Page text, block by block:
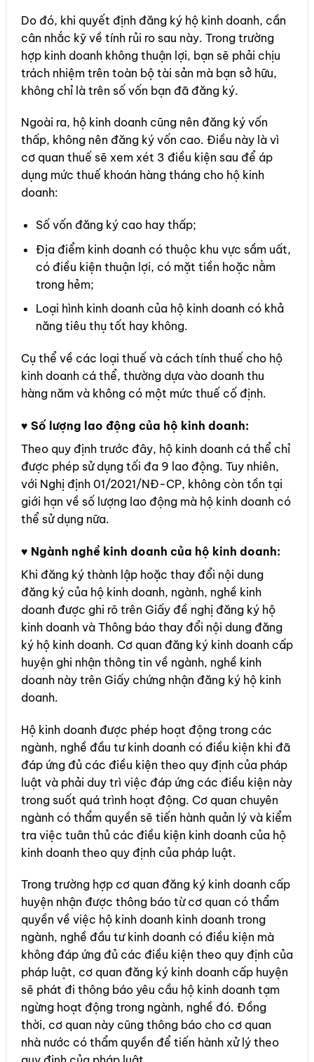
Do đó, khi quyết định đăng ký hộ kinh doanh, cần
cân nhắc kỹ về tính rủi ro sau này. Trong trường
hợp kinh doanh không thuận lợi, bạn sẽ phải chịu
trách nhiệm trên toàn bộ tài sản mà bạn sở hữu,
không chỉ là trên số vốn bạn đã đăng ký.
Ngoài ra, hộ kinh doanh cũng nên đăng ký vốn
thấp, không nên đăng ký vốn cao. Điều này là vì
cơ quan thuế sẽ xem xét 3 điều kiện sau để áp
dụng mức thuế khoán hàng tháng cho hộ kinh
doanh:
Số vốn đăng ký cao hay thấp;
Địa điểm kinh doanh có thuộc khu vực sầm uất,
có điều kiện thuận lợi, có mặt tiền hoặc nằm
trong hẻm;
Loại hình kinh doanh của hộ kinh doanh có khả
năng tiêu thụ tốt hay không.
Cụ thể về các loại thuế và cách tính thuế cho hộ
kinh doanh cá thể, thường dựa vào doanh thu
hàng năm và không có một mức thuế cố định.
♥ Số lượng lao động của hộ kinh doanh:
Theo quy định trước đây, hộ kinh doanh cá thể chỉ
được phép sử dụng tối đa 9 lao động. Tuy nhiên,
với Nghị định 01/2021/NĐ-CP, không còn tồn tại
giới hạn về số lượng lao động mà hộ kinh doanh có
thể sử dụng nữa.
♥ Ngành nghề kinh doanh của hộ kinh doanh:
Khi đăng ký thành lập hoặc thay đổi nội dung
đăng ký của hộ kinh doanh, ngành, nghề kinh
doanh được ghi rõ trên Giấy đề nghị đăng ký hộ
kinh doanh và Thông báo thay đổi nội dung đăng
ký hộ kinh doanh. Cơ quan đăng ký kinh doanh cấp
huyện ghi nhận thông tin về ngành, nghề kinh
doanh này trên Giấy chứng nhận đăng ký hộ kinh
doanh.
Hộ kinh doanh được phép hoạt động trong các
ngành, nghề đầu tư kinh doanh có điều kiện khi đã
đáp ứng đủ các điều kiện theo quy định của pháp
luật và phải duy trì việc đáp ứng các điều kiện này
trong suốt quá trình hoạt động. Cơ quan chuyên
ngành có thẩm quyền sẽ tiến hành quản lý và kiểm
tra việc tuân thủ các điều kiện kinh doanh của hộ
kinh doanh theo quy định của pháp luật.
Trong trường hợp cơ quan đăng ký kinh doanh cấp
huyện nhận được thông báo từ cơ quan có thẩm
quyền về việc hộ kinh doanh kinh doanh trong
ngành, nghề đầu tư kinh doanh có điều kiện mà
không đáp ứng đủ các điều kiện theo quy định của
pháp luật, cơ quan đăng ký kinh doanh cấp huyện
sẽ phát đi thông báo yêu cầu hộ kinh doanh tạm
ngừng hoạt động trong ngành, nghề đó. Đồng
thời, cơ quan này cũng thông báo cho cơ quan
nhà nước có thẩm quyền để tiến hành xử lý theo